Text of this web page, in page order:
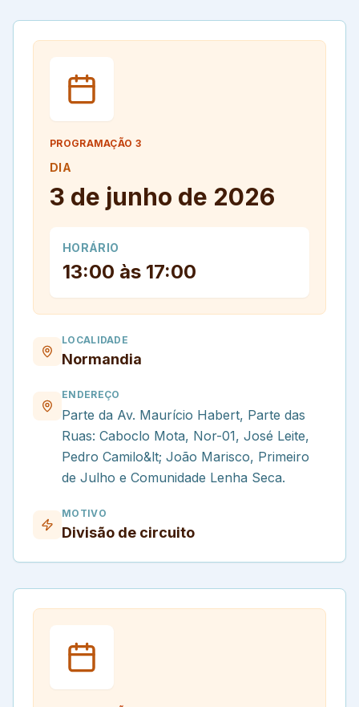
PROGRAMAÇÃO 3
DIA
3 de junho de 2026
HORÁRIO
13:00 às 17:00
LOCALIDADE
Normandia
ENDEREÇO
Parte da Av. Maurício Habert, Parte das
Ruas: Caboclo Mota, Nor-01, José Leite,
Pedro Camilo&lt; João Marisco, Primeiro
de Julho e Comunidade Lenha Seca.
MOTIVO
Divisão de circuito